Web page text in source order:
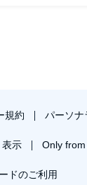
規約 パーソナ
表示 Only
ドのご利用